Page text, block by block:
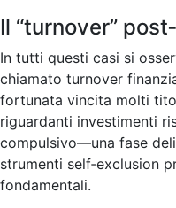
Il “turnover”
In tutti questi casi si
chiamato turnover
fortunata vincita molti
riguardanti investimenti
compulsivo—una fase
strumenti self‑exclusion
fondamentali.